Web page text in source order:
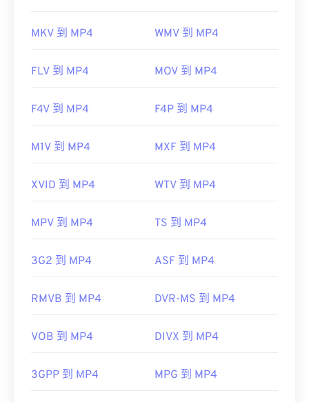
MKV 到 MP4 WMV 到 MP4
FLV 到 MP4 MOV 到 MP4
F4V 到 MP4 F4P 到 MP4
M1V 到 MP4 MXF 到 MP4
XVID 到 MP4 WTV 到 MP4
MPV 到 MP4 TS 到 MP4
3G2 到 MP4 ASF 到 MP4
RMVB 到 MP4 DVR-MS 到 MP4
VOB 到 MP4 DIVX 到 MP4
3GPP 到 MP4 MPG 到 MP4